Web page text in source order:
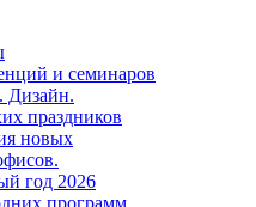
и семинаров
Дизайн.
праздников
новых
год 2026